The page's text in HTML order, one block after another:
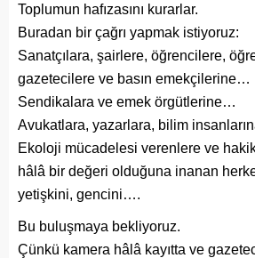
Toplumun hafızasını kurarlar.
Buradan bir çağrı yapmak istiyoruz:
Sanatçılara, şairlere, öğrencilere,
gazetecilere ve basın emekçilerine…
Sendikalara ve emek örgütlerine…
Avukatlara, yazarlara, bilim
Ekoloji mücadelesi verenlere ve
hâlâ bir değeri olduğuna inanan
yetişkini, gencini….
Bu buluşmaya bekliyoruz.
Çünkü kamera hâlâ kayıtta ve